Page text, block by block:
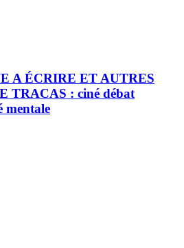
A ÉCRIRE ET AUTRES
TRACAS : ciné débat
mentale